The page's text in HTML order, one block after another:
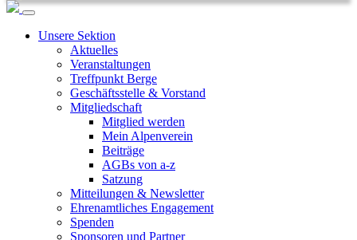
Unsere Sektion
Aktuelles
Veranstaltungen
Treffpunkt Berge
Geschäftsstelle & Vorstand
Mitgliedschaft
Mitglied werden
Mein Alpenverein
Beiträge
AGBs von a-z
Satzung
Mitteilungen & Newsletter
Ehrenamtliches Engagement
Spenden
Sponsoren und Partner